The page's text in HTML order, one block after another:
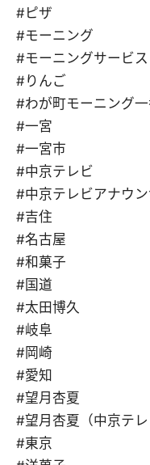
#ピザ
#モーニング
#モーニングサービス
#りんご
#わが町モーニング
#一宮
#一宮市
#中京テレビ
#中京テレビアナウン
#吉住
#名古屋
#和菓子
#国道
#太田博久
#岐阜
#岡崎
#愛知
#望月杏夏
#望月杏夏（中京テレ
#東京